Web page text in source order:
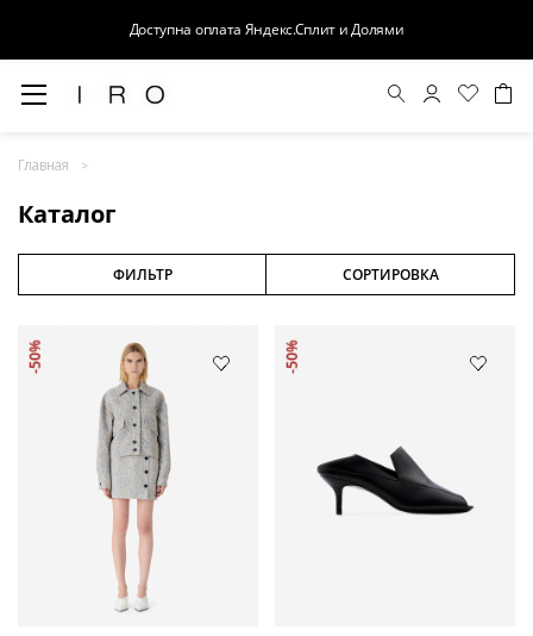
Доступна оплата Яндекс.Сплит и Долями
Главная
Каталог
ФИЛЬТР СОРТИРОВКА
-50% -50%